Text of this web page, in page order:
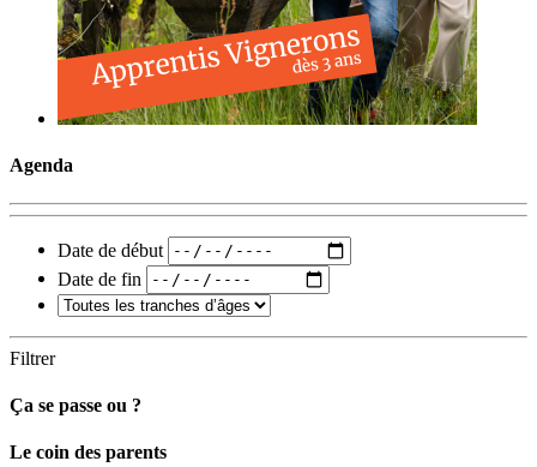
Agenda
Date de début
Date de fin
Filtrer
Ça se passe ou ?
Carto
Le coin des parents